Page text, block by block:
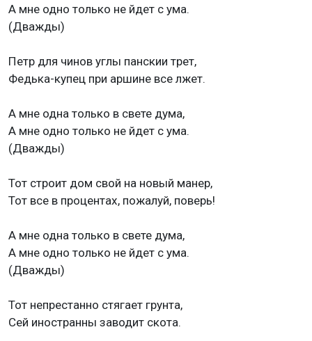
А мне одно только не йдет с ума.
(Дважды)
Петр для чинов углы панскии трет,
Федька-купец при аршине все лжет.
А мне одна только в свете дума,
А мне одно только не йдет с ума.
(Дважды)
Тот строит дом свой на новый манер,
Тот все в процентах, пожалуй, поверь!
А мне одна только в свете дума,
А мне одно только не йдет с ума.
(Дважды)
Тот непрестанно стягает грунта,
Сей иностранны заводит скота.